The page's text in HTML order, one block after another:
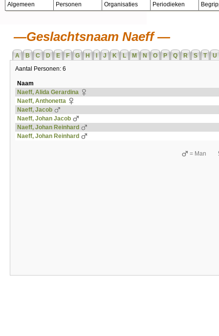
Algemeen Personen Organisaties Periodieken
Geslachtsnaam Naeff
A B C D E F G H J K L M N O P Q R S T
U
Aantal Personen: 6
Naam
Naeff, Alida Gerardina
Naeff, Anthonetta
Naeff, Jacob
Naeff, Johan Jacob
Naeff, Johan Reinhard
Naeff, Johan Reinhard
= Man